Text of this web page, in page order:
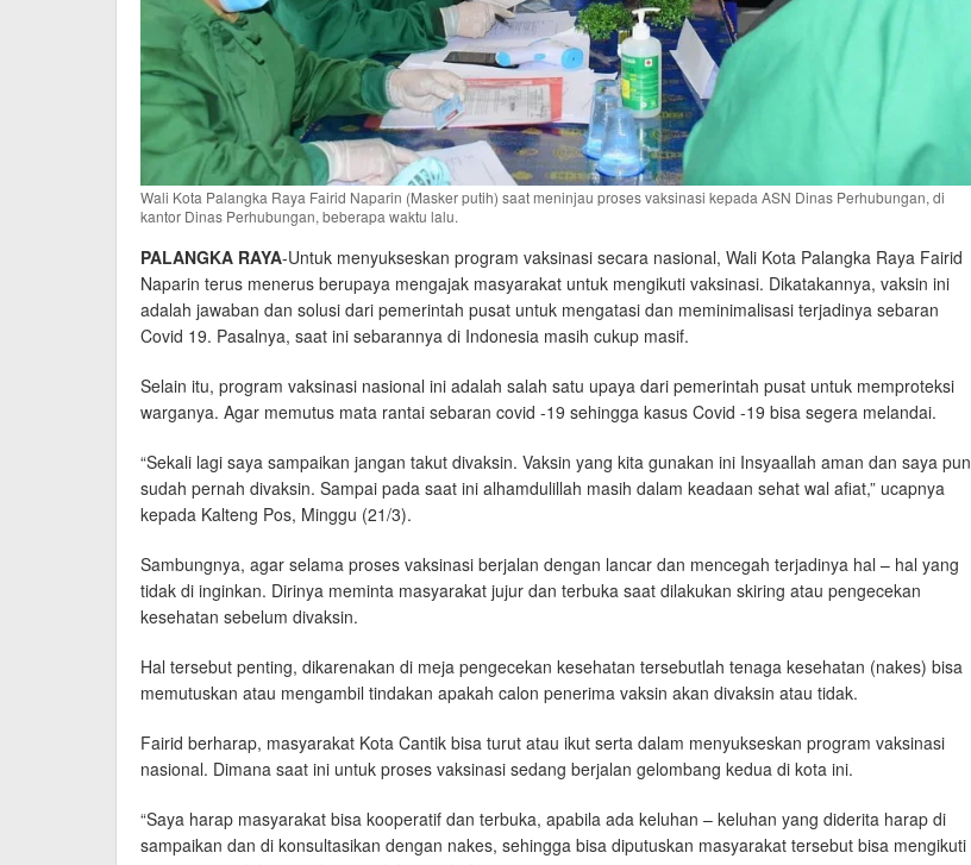
Wali Kota Palangka Raya Fairid Naparin (Masker putih) saat meninjau proses vaksinasi kepada ASN Dinas Perhubungan, di
kantor Dinas Perhubungan, beberapa waktu lalu.
PALANGKA RAYA-Untuk menyukseskan program vaksinasi secara nasional, Wali Kota Palangka Raya Fairid
Naparin terus menerus berupaya mengajak masyarakat untuk mengikuti vaksinasi. Dikatakannya, vaksin ini
adalah jawaban dan solusi dari pemerintah pusat untuk mengatasi dan meminimalisasi terjadinya sebaran
Covid 19. Pasalnya, saat ini sebarannya di Indonesia masih cukup masif.
Selain itu, program vaksinasi nasional ini adalah salah satu upaya dari pemerintah pusat untuk memproteksi
warganya. Agar memutus mata rantai sebaran covid -19 sehingga kasus Covid -19 bisa segera melandai.
“Sekali lagi saya sampaikan jangan takut divaksin. Vaksin yang kita gunakan ini Insyaallah aman dan saya pun
sudah pernah divaksin. Sampai pada saat ini alhamdulillah masih dalam keadaan sehat wal afiat,” ucapnya
kepada Kalteng Pos, Minggu (21/3).
Sambungnya, agar selama proses vaksinasi berjalan dengan lancar dan mencegah terjadinya hal – hal yang
tidak di inginkan. Dirinya meminta masyarakat jujur dan terbuka saat dilakukan skiring atau pengecekan
kesehatan sebelum divaksin.
Hal tersebut penting, dikarenakan di meja pengecekan kesehatan tersebutlah tenaga kesehatan (nakes) bisa
memutuskan atau mengambil tindakan apakah calon penerima vaksin akan divaksin atau tidak.
Fairid berharap, masyarakat Kota Cantik bisa turut atau ikut serta dalam menyukseskan program vaksinasi
nasional. Dimana saat ini untuk proses vaksinasi sedang berjalan gelombang kedua di kota ini.
“Saya harap masyarakat bisa kooperatif dan terbuka, apabila ada keluhan – keluhan yang diderita harap di
sampaikan dan di konsultasikan dengan nakes, sehingga bisa diputuskan masyarakat tersebut bisa mengikuti